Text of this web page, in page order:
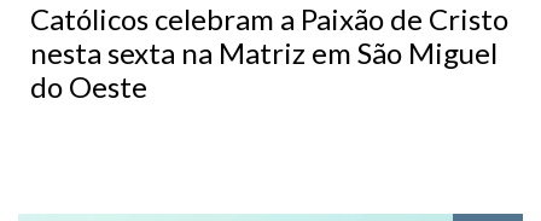
Católicos celebram a Paixão de Cristo
nesta sexta na Matriz em São Miguel
do Oeste